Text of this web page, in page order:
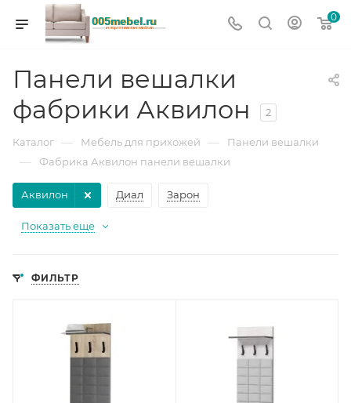
0
Панели вешалки
фабрики Аквилон
2
Каталог — Мебель для прихожей — Панели вешалки
— Фабрика Аквилон панели вешалки
Диал
Аквилон Зарон
Показать еще
ФИЛЬТР